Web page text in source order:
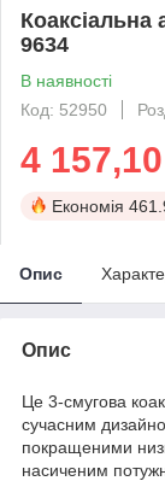
Коаксіальна
9634
В наявності
Код: 52950
4 157,10
Економія
Опис
Опис
Це 3-смугова
сучасним
покращеними
насиченим